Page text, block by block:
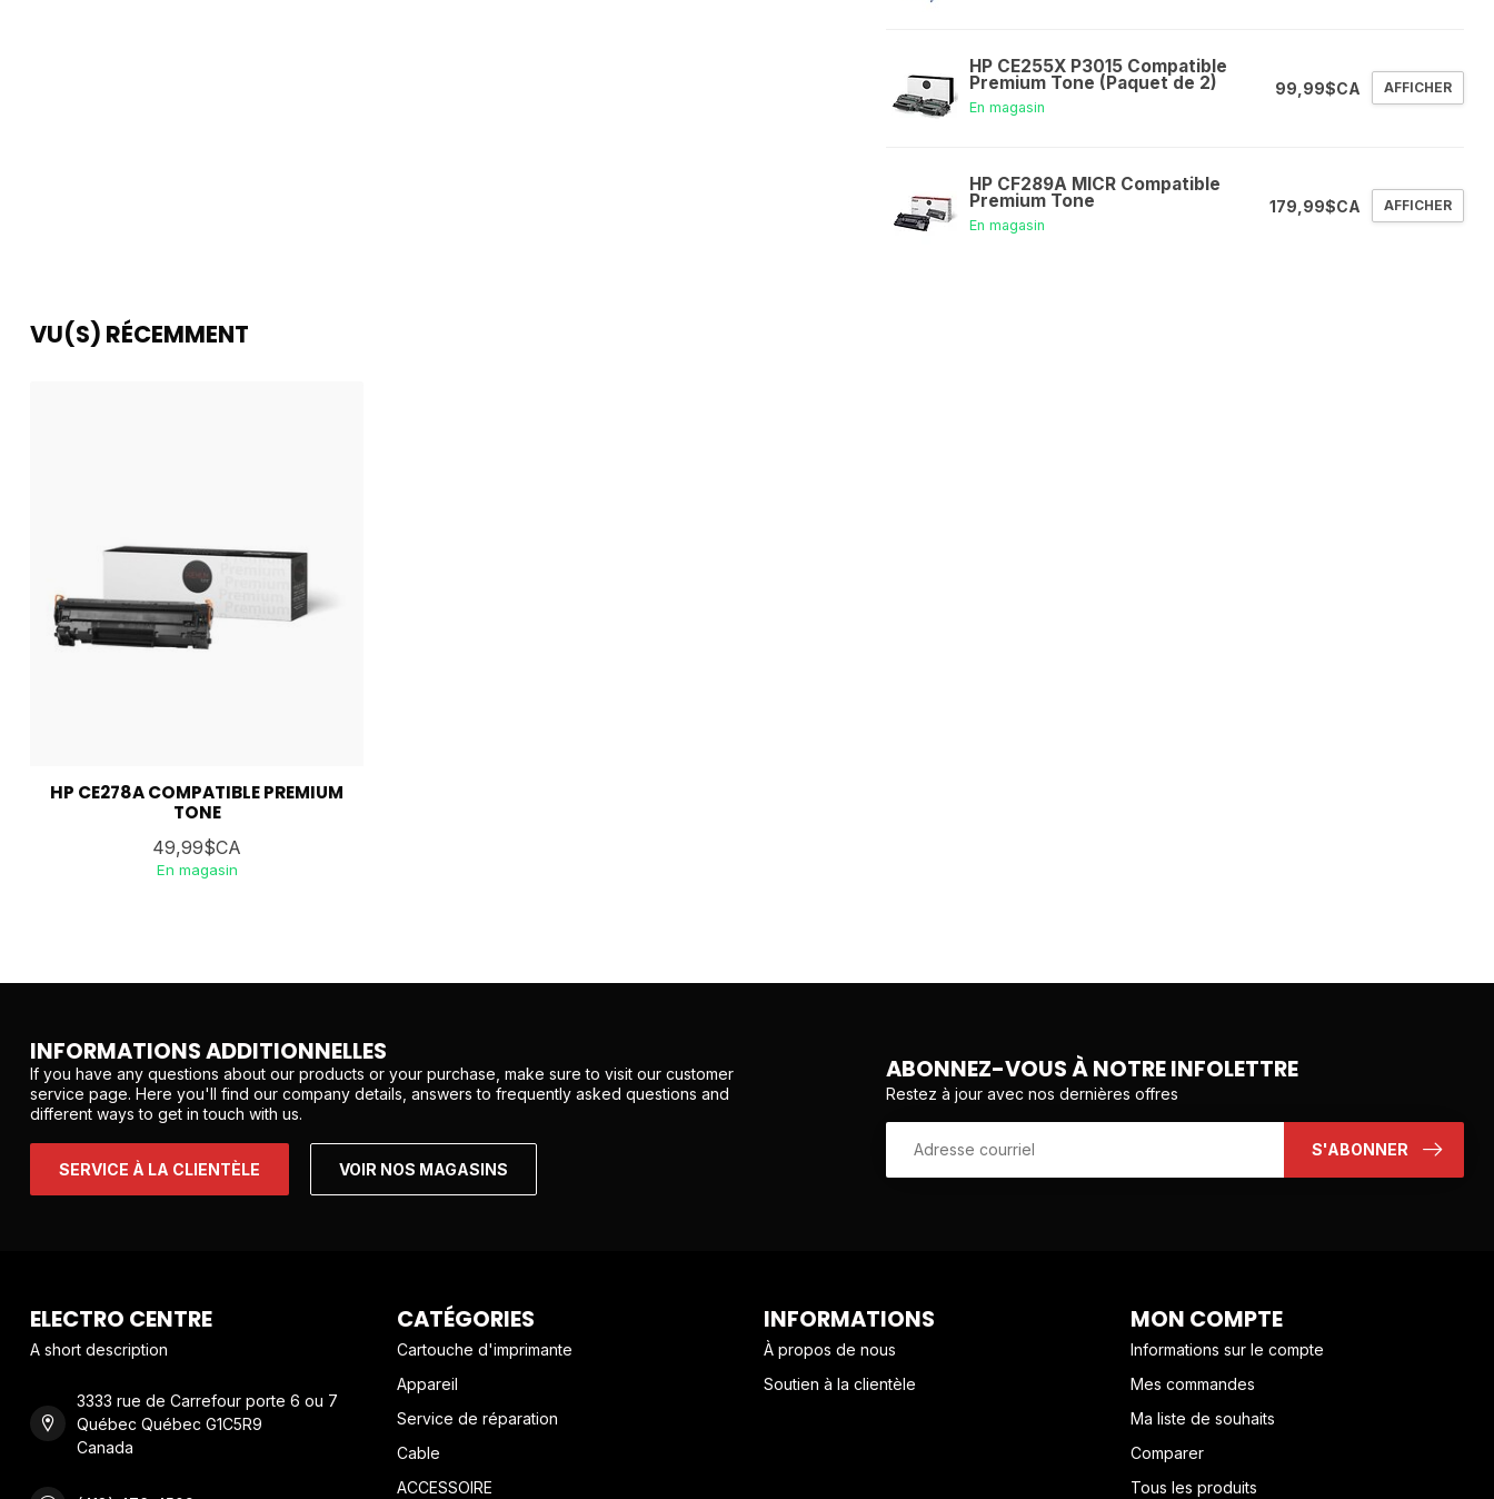
HP CE255X P3015 Compatible
Premium Tone (Paquet de 2)
En magasin
99,99$CA AFFICHER
HP CF289A MICR Compatible
Premium Tone
En magasin
179,99$CA AFFICHER
VU(S) RÉCEMMENT
HP CE278A COMPATIBLE PREMIUM
TONE
49,99$CA
En magasin
INFORMATIONS ADDITIONNELLES
If you have any questions about our products or your purchase, make sure to visit our customer
service page. Here you'll find our company details, answers to frequently asked questions and
different ways to get in touch with us.
SERVICE À LA CLIENTÈLE VOIR NOS MAGASINS
ABONNEZ-VOUS À NOTRE INFOLETTRE
Restez à jour avec nos dernières offres
S'ABONNER
ELECTRO CENTRE
A short description
3333 rue de Carrefour porte 6 ou 7
Québec Québec G1C5R9
Canada
CATÉGORIES
Cartouche d'imprimante
Appareil
Service de réparation
Cable
ACCESSOIRE
INFORMATIONS
À propos de nous
Soutien à la clientèle
MON COMPTE
Informations sur le compte
Mes commandes
Ma liste de souhaits
Comparer
Tous les produits